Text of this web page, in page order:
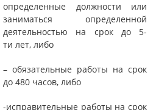
определенные должности или
заниматься определенной
деятельностью на срок до 5-
ти лет, либо
– обязательные работы на срок
до 480 часов, либо
-исправительные работы на срок